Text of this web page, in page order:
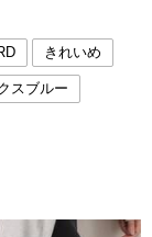
きれいめ
スブルー